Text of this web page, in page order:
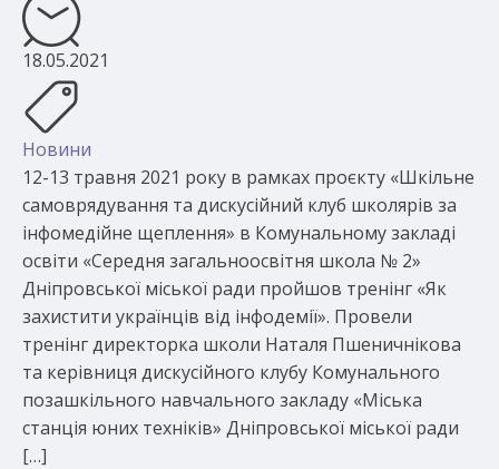
18.05.2021
Новини
12-13 травня 2021 року в рамках проєкту «Шкільне
самоврядування та дискусійний клуб школярів за
інфомедійне щеплення» в Комунальному закладі
освіти «Середня загальноосвітня школа № 2»
Дніпровської міської ради пройшов тренінг «Як
захистити українців від інфодемії». Провели
тренінг директорка школи Наталя Пшеничнікова
та керівниця дискусійного клубу Комунального
позашкільного навчального закладу «Міська
станція юних техніків» Дніпровської міської ради
[…]